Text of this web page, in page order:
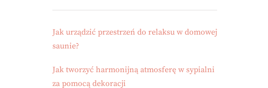
Jak urządzić przestrzeń do relaksu w domowej
saunie?
Jak tworzyć harmonijną atmosferę w sypialni
za pomocą dekoracji